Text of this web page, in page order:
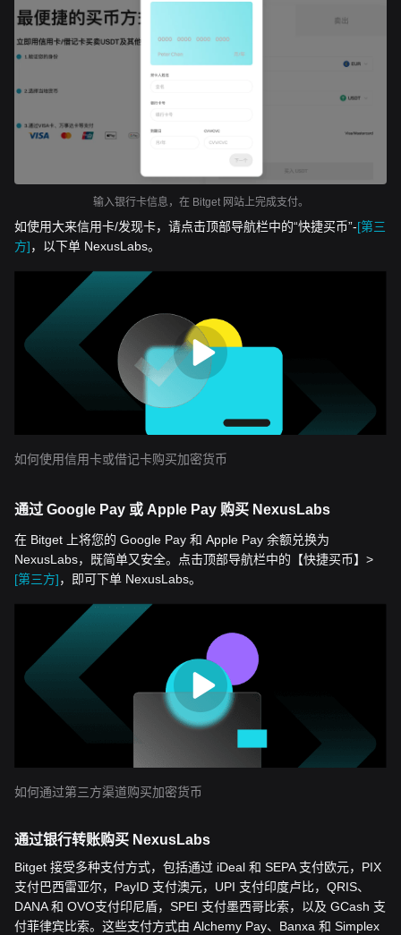
输入银行卡信息，在 Bitget 网站上完成支付。
如使用大来信用卡/发现卡，请点击顶部导航栏中的“快捷买币”-[第三
方]，以下单 NexusLabs。
如何使用信用卡或借记卡购买加密货币
通过 Google Pay 或 Apple Pay 购买 NexusLabs
在 Bitget 上将您的 Google Pay 和 Apple Pay 余额兑换为
NexusLabs，既简单又安全。点击顶部导航栏中的【快捷买币】>
[第三方]，即可下单 NexusLabs。
如何通过第三方渠道购买加密货币
通过银行转账购买 NexusLabs
Bitget 接受多种支付方式，包括通过 iDeal 和 SEPA 支付欧元，PIX
支付巴西雷亚尔，PayID 支付澳元，UPI 支付印度卢比，QRIS、
DANA 和 OVO支付印尼盾，SPEI 支付墨西哥比索，以及 GCash 支
付菲律宾比索。这些支付方式由 Alchemy Pay、Banxa 和 Simplex